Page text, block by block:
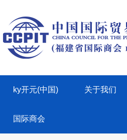
ky开元(中国) 关于我们
国际商会